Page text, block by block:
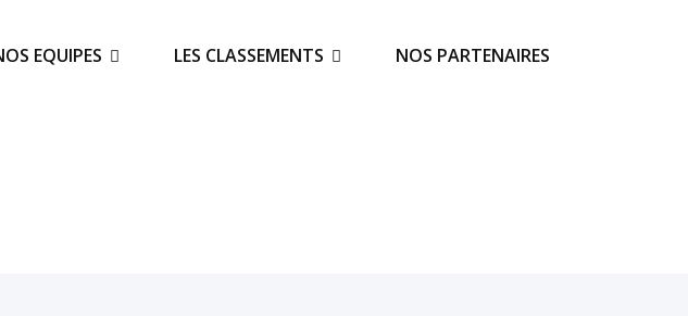
EQUIPES LES CLASSEMENTS NOS PARTENAIRES